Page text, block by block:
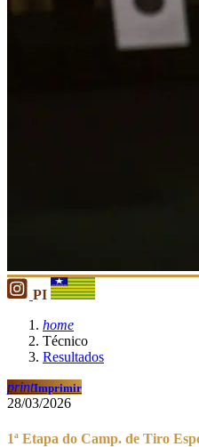
PI
home
Técnico
Resultados
printImprimir
28/03/2026
1ª Etapa do Camp. de Tiro